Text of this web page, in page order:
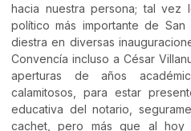
hacia nuestra persona; tal
político más importante de
diestra en diversas
Convencía incluso a César
aperturas de años
calamitosos, para estar
educativa del notario,
cachet, pero más que al hoy